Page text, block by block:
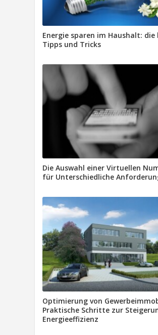
Energie sparen im Haushalt: die
Tipps und Tricks
Die Auswahl einer Virtuellen
für Unterschiedliche
Optimierung von
Praktische Schritte zur
Energieeffizienz